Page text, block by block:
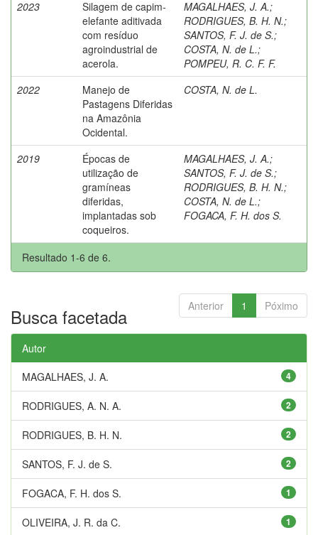
2023
Silagem de capim-
elefante aditivada
com resíduo
agroindustrial de
acerola.
MAGALHAES, J. A.;
RODRIGUES, B. H. N.;
SANTOS, F. J. de S.;
COSTA, N. de L.;
POMPEU, R. C. F. F.
2022
Manejo de
Pastagens Diferidas
na Amazônia
Ocidental.
COSTA, N. de L.
2019
Épocas de
utilização de
gramíneas
diferidas,
implantadas sob
coqueiros.
MAGALHAES, J. A.;
SANTOS, F. J. de S.;
RODRIGUES, B. H. N.;
COSTA, N. de L.;
FOGACA, F. H. dos S.
Resultado 1-6 de 6.
Anterior 1 Póximo
Busca facetada
Autor
4
MAGALHAES, J. A.
2
RODRIGUES, A. N. A.
2
RODRIGUES, B. H. N.
2
SANTOS, F. J. de S.
1
FOGACA, F. H. dos S.
1
OLIVEIRA, J. R. da C.